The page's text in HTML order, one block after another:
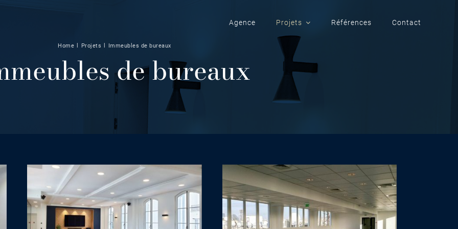
Agence Projets Références Contact
Home Projets Immeubles de bureaux
de bureaux